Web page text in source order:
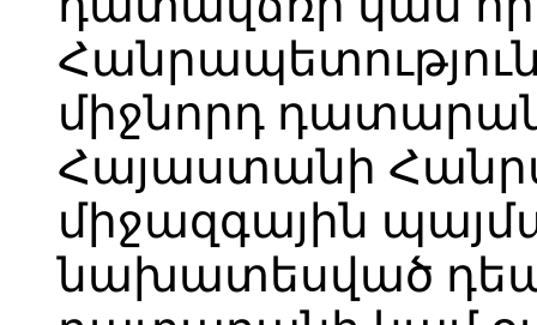
միջնորդ
Հայաստանի
միջազգային
նախատեսված